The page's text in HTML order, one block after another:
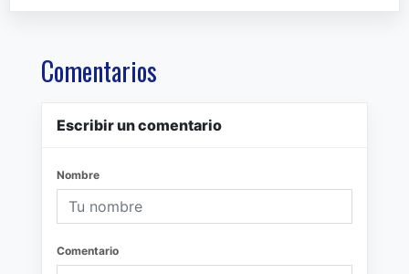
Comentarios
Escribir un comentario
Nombre
Comentario